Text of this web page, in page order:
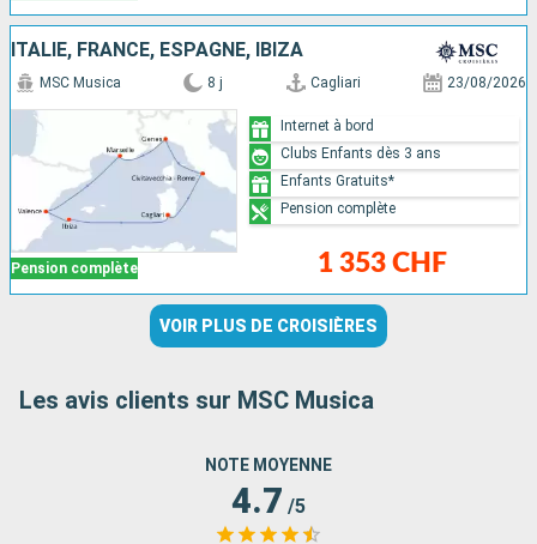
ITALIE, FRANCE, ESPAGNE, IBIZA
Pension complète
MSC Musica 8 j Cagliari 23/08/2026
1 353 CHF
Internet à bord
Clubs Enfants dès 3 ans
Enfants Gratuits*
Pension complète
VOIR PLUS DE CROISIÈRES
Les avis clients sur MSC Musica
NOTE MOYENNE
4.7 /5